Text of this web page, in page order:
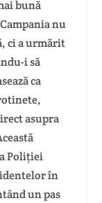
bună
nu
ci a urmărit
i să
ca
asupra
Poliției
în
un pas